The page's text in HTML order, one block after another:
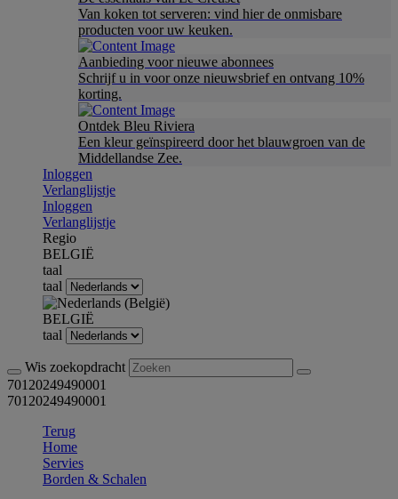
Van koken tot serveren: vind hier de onmisbare
producten voor uw keuken.
Aanbieding voor nieuwe abonnees
Schrijf u in voor onze nieuwsbrief en ontvang 10%
korting.
Ontdek Bleu Riviera
Een kleur geïnspireerd door het blauwgroen van de
Middellandse Zee.
Inloggen
Verlanglijstje
Inloggen
Verlanglijstje
Regio
BELGIË
taal
taal
BELGIË
taal
Wis zoekopdracht
70120249490001
70120249490001
Terug
Home
Servies
Borden & Schalen